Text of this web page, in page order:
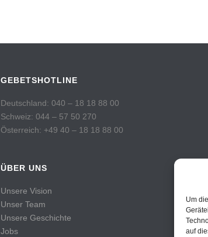
Um
auf
GEBETSHOTLINE
Deutschland: 040 – 18 18 88 00
Schweiz: 044 – 57 50 270
Österreich: +49 40 – 18 18 88 00
ÜBER UNS
Unsere Vision
Unser Team
Unsere Geschichte
Jobs